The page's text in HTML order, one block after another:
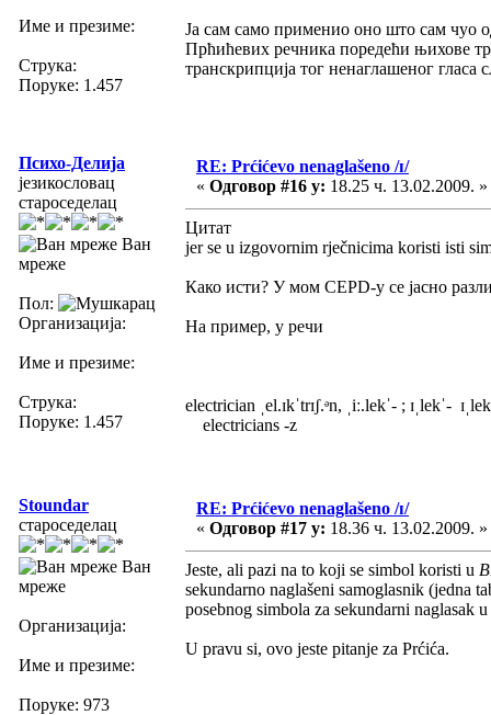
Име и презиме:
Струка:
Поруке: 1.457
Ја сам само применио оно што сам чуо
Прћићевих речника поредећи њихове
транскрипција тог ненаглашеног
Психо-Делија
језикословац
староседелац
Ван
мреже
Пол:
Организација:
Име и презиме:
Струка:
Поруке: 1.457
RE: Prćićevo nenaglašeno /ɪ/
« Одговор #16 у: 18.25 ч. 13.02.2009. »
Цитат
jer se u izgovornim rječnicima koristi isti
Како исти? У мом CEPD-у се јасно
На пример, у речи
electrician ˌel.ɪkˈtrɪʃ.ᵊn, ˌiː.lekˈ- ; ɪˌlekˈ-
electricians -z
Stoundar
староседелац
Ван
мреже
Организација:
Име и презиме:
Поруке: 973
RE: Prćićevo nenaglašeno /ɪ/
« Одговор #17 у: 18.36 ч. 13.02.2009. »
Jeste, ali pazi na to koji se simbol koristi u
sekundarno naglašeni samoglasnik (jedna
posebnog simbola za sekundarni naglasak
U pravu si, ovo jeste pitanje za Prćića.